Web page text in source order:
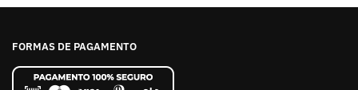
FORMAS DE PAGAMENTO